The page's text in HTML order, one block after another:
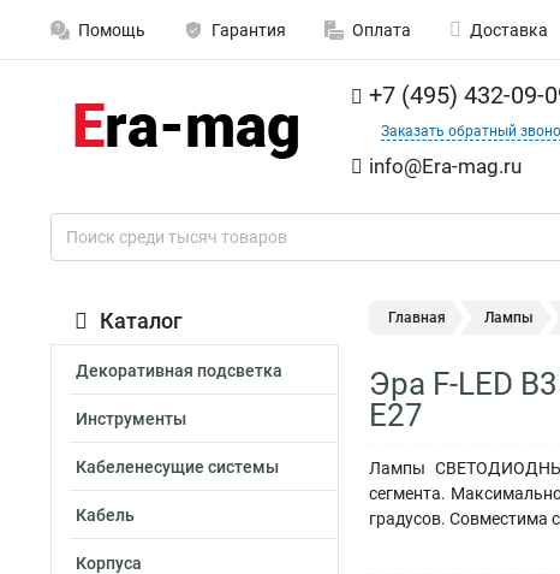
Помощь Гарантия Оплата Доставка
+7 (495) 432-09-
Заказать обратный
info@Era-mag.ru
Каталог
Декоративная подсветка
Инструменты
Кабеленесущие системы
Кабель
Корпуса
Главная Лампы
Эра F-LED
E27
Лампы СВЕТОДИОДНЫЕ
сегмента.
градусов. Совместима